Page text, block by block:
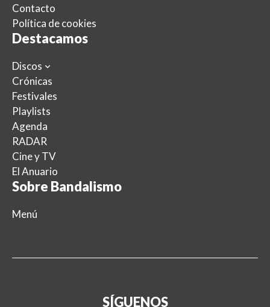
Contacto
Política de cookies
Destacamos
Discos
Crónicas
Festivales
Playlists
Agenda
RADAR
Cine y TV
El Anuario
Sobre Bandalismo
Menú
SÍGUENOS